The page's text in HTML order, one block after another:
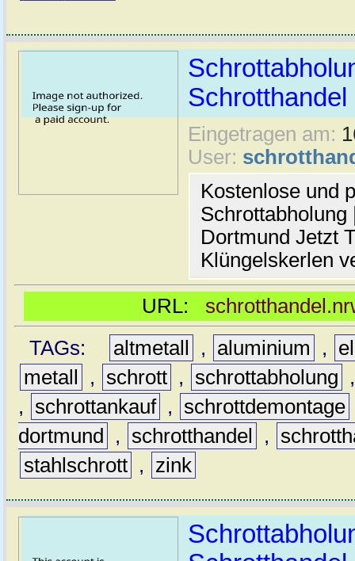
Schrotthandel
Eingetragen am:
User:
Kostenlose und
Dortmund Jetzt
Klüngelskerlen
URL:
TAGs:
altmetall , aluminium ,
metall
, schrott , schrottabholung
,
schrottankauf , schrottdemontage
dortmund
, schrotthandel ,
stahlschrott , zink